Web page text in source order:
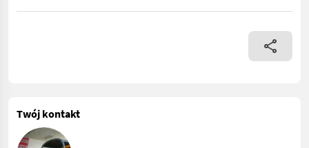
1 Stk. Kemper Champion 445 Plus (Reihenunabhängiger
Twój kontakt